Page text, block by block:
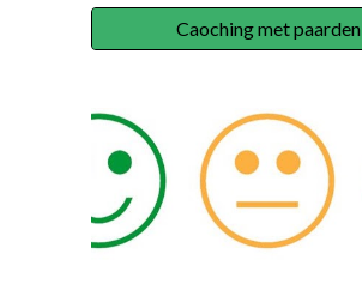
Caoching met paarden